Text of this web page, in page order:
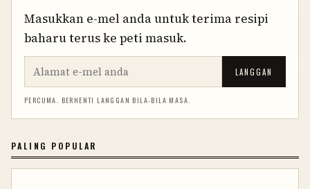
Masukkan e-mel anda untuk terima resipi
baharu terus ke peti masuk.
LANGGAN
PERCUMA. BERHENTI LANGGAN BILA-BILA MASA.
PALING POPULAR